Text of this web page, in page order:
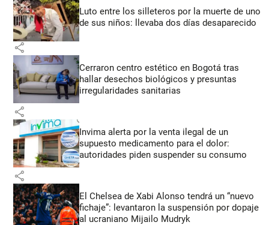
Luto entre los silleteros por la muerte de uno
de sus niños: llevaba dos días desaparecido
share
Cerraron centro estético en Bogotá tras
hallar desechos biológicos y presuntas
irregularidades sanitarias
share
Invima alerta por la venta ilegal de un
supuesto medicamento para el dolor:
autoridades piden suspender su consumo
share
El Chelsea de Xabi Alonso tendrá un “nuevo
fichaje”: levantaron la suspensión por dopaje
al ucraniano Mijailo Mudryk